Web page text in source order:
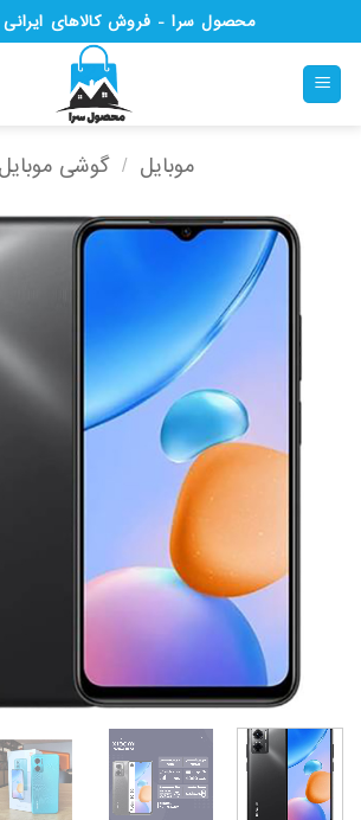
to
content
محصول سرا - فروش کالاهای
موبایل / گوشی موبایل